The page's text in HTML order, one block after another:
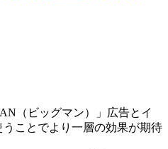
（ビッグマン）」広告とイ
ことでより一層の効果が期待